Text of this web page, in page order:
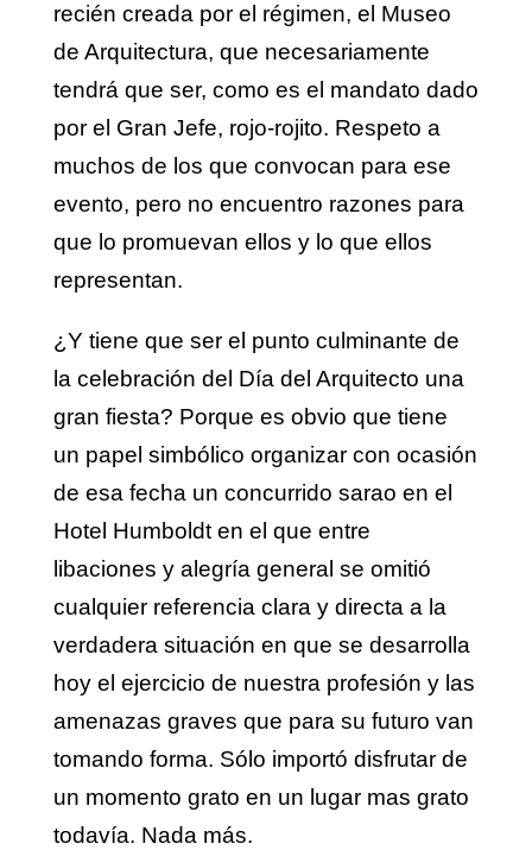
recién creada por el régimen, el Museo
de Arquitectura, que necesariamente
tendrá que ser, como es el mandato dado
por el Gran Jefe, rojo-rojito. Respeto a
muchos de los que convocan para ese
evento, pero no encuentro razones para
que lo promuevan ellos y lo que ellos
representan.
¿Y tiene que ser el punto culminante de
la celebración del Día del Arquitecto una
gran fiesta? Porque es obvio que tiene
un papel simbólico organizar con ocasión
de esa fecha un concurrido sarao en el
Hotel Humboldt en el que entre
libaciones y alegría general se omitió
cualquier referencia clara y directa a la
verdadera situación en que se desarrolla
hoy el ejercicio de nuestra profesión y las
amenazas graves que para su futuro van
tomando forma. Sólo importó disfrutar de
un momento grato en un lugar mas grato
todavía. Nada más.